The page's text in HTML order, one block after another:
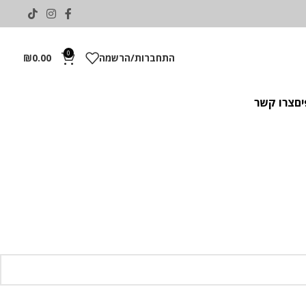
התחברות/הרשמה 0
₪0.00
צרו קשר